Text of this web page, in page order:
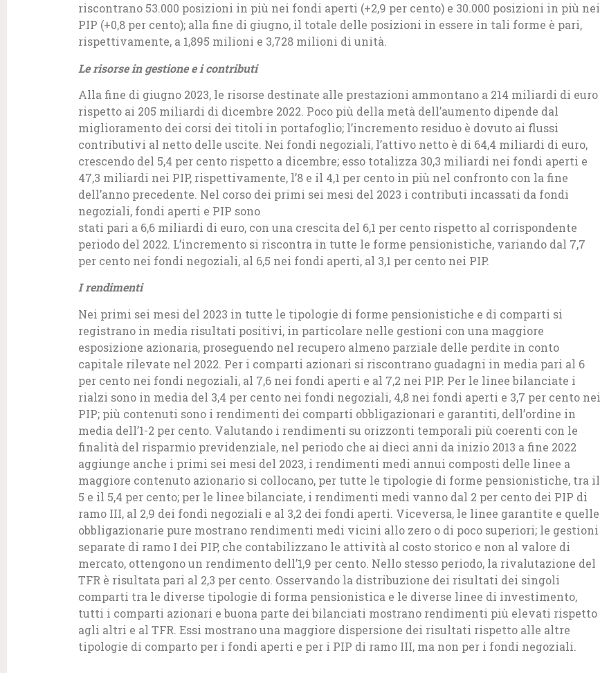
riscontrano 53.000 posizioni in più nei fondi aperti (+2,9 per cento) e 30.000 posizioni in più nei
PIP (+0,8 per cento); alla fine di giugno, il totale delle posizioni in essere in tali forme è pari,
rispettivamente, a 1,895 milioni e 3,728 milioni di unità.
Le risorse in gestione e i contributi
Alla fine di giugno 2023, le risorse destinate alle prestazioni ammontano a 214 miliardi di euro
rispetto ai 205 miliardi di dicembre 2022. Poco più della metà dell’aumento dipende dal
miglioramento dei corsi dei titoli in portafoglio; l’incremento residuo è dovuto ai flussi
contributivi al netto delle uscite. Nei fondi negoziali, l’attivo netto è di 64,4 miliardi di euro,
crescendo del 5,4 per cento rispetto a dicembre; esso totalizza 30,3 miliardi nei fondi aperti e
47,3 miliardi nei PIP, rispettivamente, l’8 e il 4,1 per cento in più nel confronto con la fine
dell’anno precedente. Nel corso dei primi sei mesi del 2023 i contributi incassati da fondi
negoziali, fondi aperti e PIP sono
stati pari a 6,6 miliardi di euro, con una crescita del 6,1 per cento rispetto al corrispondente
periodo del 2022. L’incremento si riscontra in tutte le forme pensionistiche, variando dal 7,7
per cento nei fondi negoziali, al 6,5 nei fondi aperti, al 3,1 per cento nei PIP.
I rendimenti
Nei primi sei mesi del 2023 in tutte le tipologie di forme pensionistiche e di comparti si
registrano in media risultati positivi, in particolare nelle gestioni con una maggiore
esposizione azionaria, proseguendo nel recupero almeno parziale delle perdite in conto
capitale rilevate nel 2022. Per i comparti azionari si riscontrano guadagni in media pari al 6
per cento nei fondi negoziali, al 7,6 nei fondi aperti e al 7,2 nei PIP. Per le linee bilanciate i
rialzi sono in media del 3,4 per cento nei fondi negoziali, 4,8 nei fondi aperti e 3,7 per cento nei
PIP; più contenuti sono i rendimenti dei comparti obbligazionari e garantiti, dell’ordine in
media dell’1-2 per cento. Valutando i rendimenti su orizzonti temporali più coerenti con le
finalità del risparmio previdenziale, nel periodo che ai dieci anni da inizio 2013 a fine 2022
aggiunge anche i primi sei mesi del 2023, i rendimenti medi annui composti delle linee a
maggiore contenuto azionario si collocano, per tutte le tipologie di forme pensionistiche, tra il
5 e il 5,4 per cento; per le linee bilanciate, i rendimenti medi vanno dal 2 per cento dei PIP di
ramo III, al 2,9 dei fondi negoziali e al 3,2 dei fondi aperti. Viceversa, le linee garantite e quelle
obbligazionarie pure mostrano rendimenti medi vicini allo zero o di poco superiori; le gestioni
separate di ramo I dei PIP, che contabilizzano le attività al costo storico e non al valore di
mercato, ottengono un rendimento dell’1,9 per cento. Nello stesso periodo, la rivalutazione del
TFR è risultata pari al 2,3 per cento. Osservando la distribuzione dei risultati dei singoli
comparti tra le diverse tipologie di forma pensionistica e le diverse linee di investimento,
tutti i comparti azionari e buona parte dei bilanciati mostrano rendimenti più elevati rispetto
agli altri e al TFR. Essi mostrano una maggiore dispersione dei risultati rispetto alle altre
tipologie di comparto per i fondi aperti e per i PIP di ramo III, ma non per i fondi negoziali.